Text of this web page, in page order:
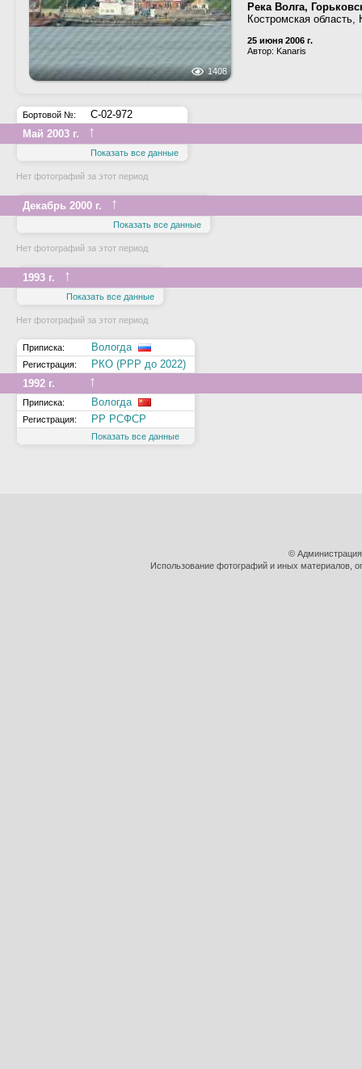
1408
Река Волга,
Костромская область,
25 июня 2006 г.
Автор: Kanaris
Бортовой №:
С-02-972
Май 2003 г.
↑
Показать все данные
Нет фотографий за этот период
Декабрь 2000 г. ↑
Показать все данные
Нет фотографий за этот период
1993 г. ↑
Показать все данные
Нет фотографий за этот период
Приписка: Вологда
Регистрация:
РКО (РРР до 2022)
1992 г.
↑
Приписка: Вологда
Регистрация: РР РСФСР
Показать все данные
©
Использование фотографий и иных материалов,